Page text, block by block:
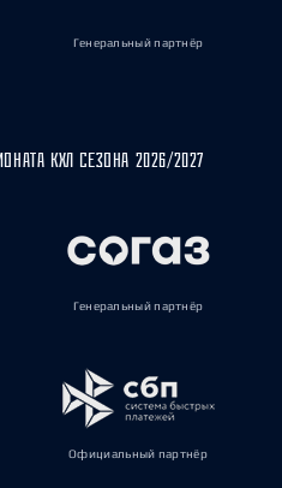
Генеральный партнёр
КХЛ СЕЗОНА 2026/2027
Генеральный партнёр
Официальный партнёр